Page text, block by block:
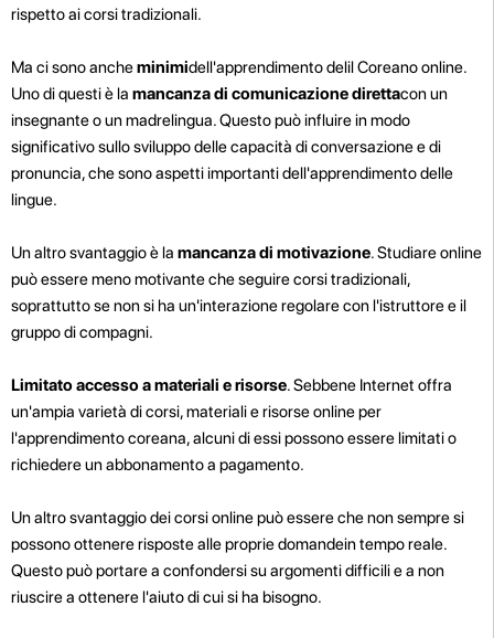
rispetto ai corsi tradizionali.
Ma ci sono ancheminimidell'apprendimento delil Coreano online.
Uno di questi è la mancanza di comunicazione direttacon un
insegnante o un madrelingua. Questo può influire in modo
significativo sullo sviluppo delle capacità di conversazione e di
pronuncia, che sono aspetti importanti dell'apprendimento delle
lingue.
Un altro svantaggio è la mancanza di motivazione. Studiare online
può essere meno motivante che seguire corsi tradizionali,
soprattutto se non si ha un'interazione regolare con l'istruttore e il
gruppo di compagni.
Limitato accesso a materiali e risorse. Sebbene Internet offra
un'ampia varietà di corsi, materiali e risorse online per
l'apprendimento coreana, alcuni di essi possono essere limitati o
richiedere un abbonamento a pagamento.
Un altro svantaggio dei corsi online può essere che non sempre si
possono ottenere risposte alle proprie domandein tempo reale.
Questo può portare a confondersi su argomenti difficili e a non
riuscire a ottenere l'aiuto di cui si ha bisogno.